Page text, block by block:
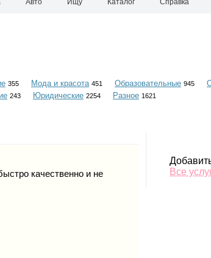
Авто Ищу Каталог Справка
355 Мода и красота 451 Образовательные 945
243 Юридические 2254 Разное 1621
качественно и не
Все